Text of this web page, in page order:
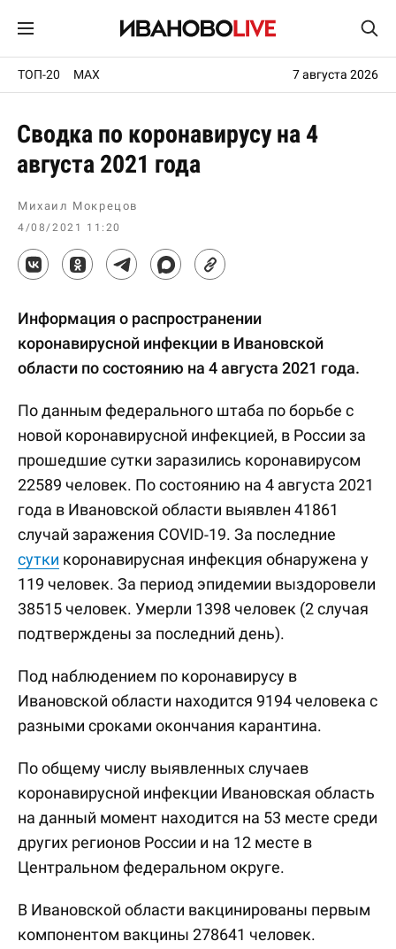
ТОП-20 MAX 7 августа 2026
Сводка по коронавирусу на 4
августа 2021 года
Михаил Мокрецов
4/08/2021 11:20
Информация о распространении
коронавирусной инфекции в Ивановской
области по состоянию на 4 августа 2021 года.
По данным федерального штаба по борьбе с
новой коронавирусной инфекцией, в России за
прошедшие сутки заразились коронавирусом
22589 человек. По состоянию на 4 августа 2021
года в Ивановской области выявлен 41861
случай заражения COVID-19. За последние
сутки коронавирусная инфекция обнаружена у
119 человек. За период эпидемии выздоровели
38515 человек. Умерли 1398 человек (2 случая
подтверждены за последний день).
Под наблюдением по коронавирусу в
Ивановской области находится 9194 человека с
разными сроками окончания карантина.
По общему числу выявленных случаев
коронавирусной инфекции Ивановская область
на данный момент находится на 53 месте среди
других регионов России и на 12 месте в
Центральном федеральном округе.
В Ивановской области вакцинированы первым
компонентом вакцины 278641 человек.